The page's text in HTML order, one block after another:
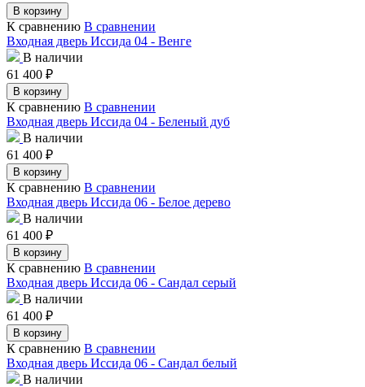
В корзину
К сравнению В сравнении
Входная дверь Иссида 04 - Венге
В наличии
61 400 ₽
В корзину
К сравнению В сравнении
Входная дверь Иссида 04 - Беленый дуб
В наличии
61 400 ₽
В корзину
К сравнению В сравнении
Входная дверь Иссида 06 - Белое дерево
В наличии
61 400 ₽
В корзину
К сравнению В сравнении
Входная дверь Иссида 06 - Сандал серый
В наличии
61 400 ₽
В корзину
К сравнению В сравнении
Входная дверь Иссида 06 - Сандал белый
В наличии